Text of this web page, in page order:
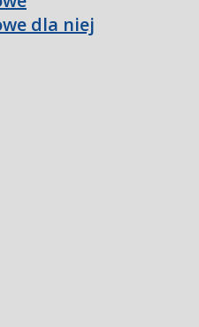
dla niej